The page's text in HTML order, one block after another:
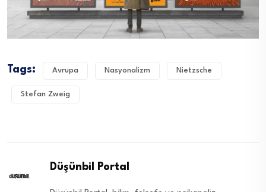
Tags: Avrupa Nasyonalizm Nietzsche
Stefan Zweig
Düşünbil Portal